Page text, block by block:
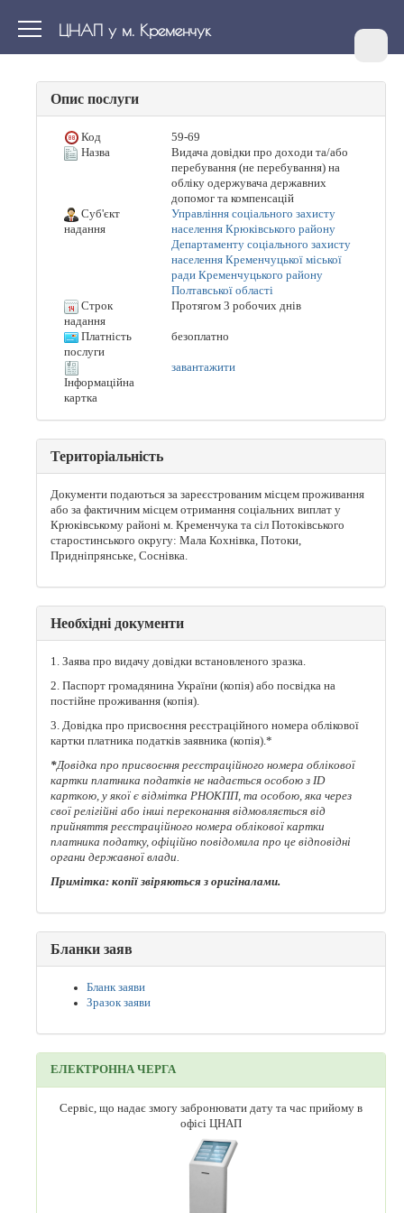
ЦНАП у м. Кременчук
Опис послуги
Код
59-69
Назва
Видача довідки про доходи та/або
перебування (не перебування) на
обліку одержувача державних
допомог та компенсацій
Суб'єкт
надання
Управління соціального захисту
населення Крюківського району
Департаменту соціального захисту
населення Кременчуцької міської
ради Кременчуцького району
Полтавської області
Строк
надання
Протягом 3 робочих днів
Платність
послуги
безоплатно
Інформаційна
картка
завантажити
Територіальність
Документи подаються за зареєстрованим місцем проживання
або за фактичним місцем отримання соціальних виплат у
Крюківському районі м. Кременчука та сіл Потоківського
старостинського округу: Мала Кохнівка, Потоки,
Придніпрянське, Соснівка.
Необхідні документи
1. Заява про видачу довідки встановленого зразка.
2. Паспорт громадянина України (копія) або посвідка на
постійне проживання (копія).
3. Довідка про присвоєння реєстраційного номера облікової
картки платника податків заявника (копія).*
*Довідка про присвоєння реєстраційного номера облікової
картки платника податків не надається особою з ID
карткою, у якої є відмітка РНОКПП, та особою, яка через
свої релігійні або інші переконання відмовляється від
прийняття реєстраційного номера облікової картки
платника податку, офіційно повідомила про це відповідні
органи державної влади.
Примітка: копії звіряються з оригіналами.
Бланки заяв
Бланк заяви
Зразок заяви
ЕЛЕКТРОННА ЧЕРГА
Сервіс, що надає змогу забронювати дату та час прийому в
офісі ЦНАП